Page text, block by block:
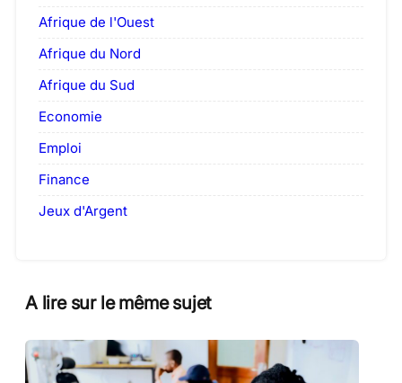
Afrique de l'Ouest
Afrique du Nord
Afrique du Sud
Economie
Emploi
Finance
Jeux d'Argent
A lire sur le même sujet